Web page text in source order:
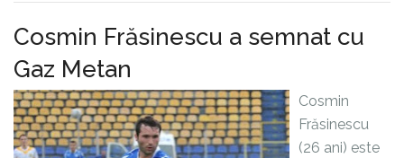
Cosmin Frăsinescu a semnat cu
Gaz Metan
Cosmin
Frăsinescu
(26 ani) este